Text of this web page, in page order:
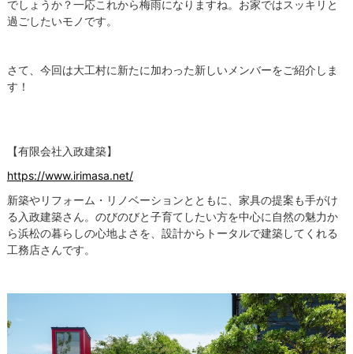
でしょうか？一応これから梅雨になりますね。お家ではスッキリと
過ごしたいモノです。
さて、今回は大工村に新たに加わった新しいメンバーをご紹介しま
す！
【有限会社入政建築】
https://www.irimasa.net/
新築やリフォーム・リノベーションとともに、家具の提案も手がけ
る入政建築さん。のびのびと子育てしたい方を中心に自然の魅力か
ら浜松の暮らしの心地よさを、設計からトータルで建築してくれる
工務店さんです。